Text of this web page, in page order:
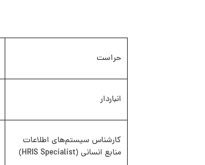
حراست
انباردار
کارشناس سیستم‌های اطلاعات
منابع انسانی (HRIS Specialist)